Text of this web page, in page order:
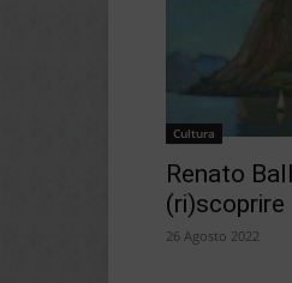
Cultura
Renato
(ri)scoprire
26 Agosto 2022